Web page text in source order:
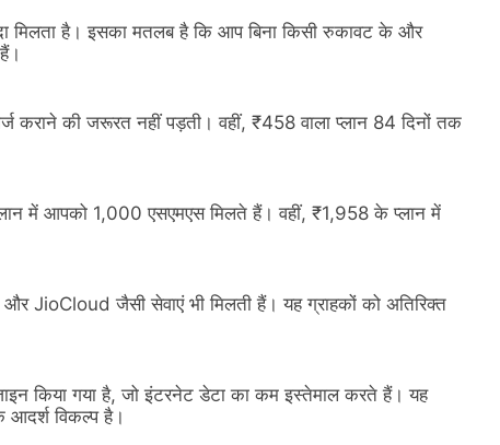
मिलता है। इसका मतलब है कि आप बिना किसी रुकावट के और
कराने की जरूरत नहीं पड़ती। वहीं, ₹458 वाला प्लान 84 दिनों तक
में आपको 1,000 एसएमएस मिलते हैं। वहीं, ₹1,958 के प्लान में
JioCloud जैसी सेवाएं भी मिलती हैं। यह ग्राहकों को अतिरिक्त
किया गया है, जो इंटरनेट डेटा का कम इस्तेमाल करते हैं। यह
आदर्श विकल्प है।